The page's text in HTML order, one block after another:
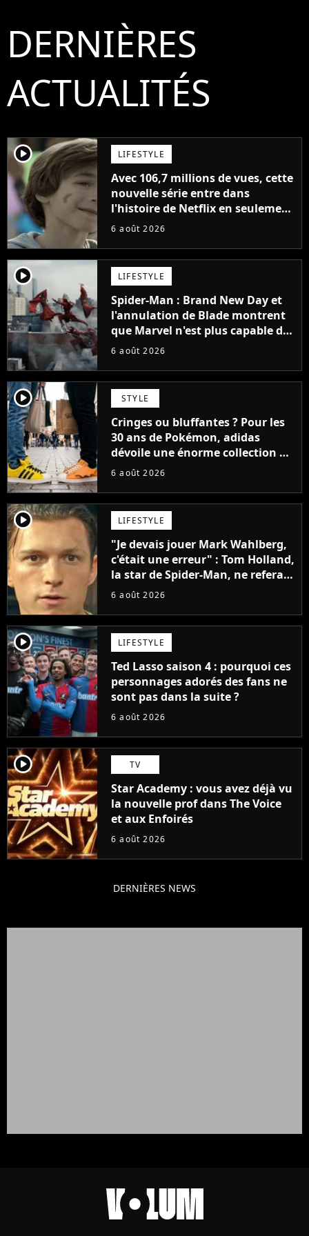
DERNIÈRES
ACTUALITÉS
player2 LIFESTYLE
Avec 106,7 millions de vues, cette
nouvelle série entre dans
l'histoire de Netflix en seulement
48 jours
6 août 2026
player2 LIFESTYLE
Spider-Man : Brand New Day et
l'annulation de Blade montrent
que Marvel n'est plus capable de
faire quoi que ce soit de simple
6 août 2026
player2 STYLE
Cringes ou bluffantes ? Pour les
30 ans de Pokémon, adidas
dévoile une énorme collection de
sneakers et je ne sais pas quoi en
6 août 2026
player2 LIFESTYLE
"Je devais jouer Mark Wahlberg,
c'était une erreur" : Tom Holland,
la star de Spider-Man, ne referait
pas ce blockbuster
6 août 2026
player2 LIFESTYLE
Ted Lasso saison 4 : pourquoi ces
personnages adorés des fans ne
sont pas dans la suite ?
6 août 2026
player2 TV
Star Academy : vous avez déjà vu
la nouvelle prof dans The Voice
et aux Enfoirés
6 août 2026
DERNIÈRES NEWS